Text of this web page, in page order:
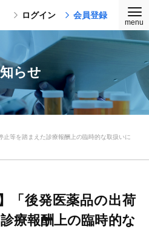
ログイン 会員登録
らせ
止等を踏まえた診療報酬上の臨時的な取扱いに
「後発医薬品の出荷
療報酬上の臨時的な